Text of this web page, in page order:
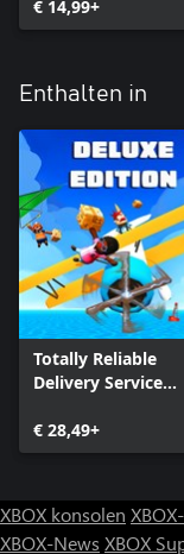
€ 14,99+
Enthalten in
Totally Reliable
Delivery Service
€ 28,49+
XBOX konsolen
XBOX-News XBOX